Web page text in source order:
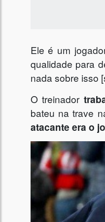
Ele é um
qualidade para
nada sobre isso
O treinador
bateu na trave
atacante era o